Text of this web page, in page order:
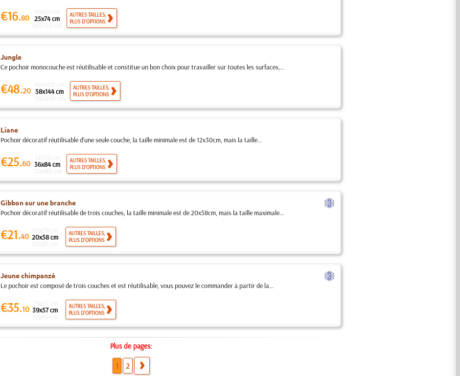
€16.80 25x74 cm
AUTRES TAILLES,
PLUS D'OPTIONS
Jungle
Ce pochoir monocouche est réutilisable et constitue un bon choix pour travailler sur toutes les surfaces,...
€48.20 58x144 cm
AUTRES TAILLES,
PLUS D'OPTIONS
Liane
Pochoir décoratif réutilisable d'une seule couche, la taille minimale est de 12x30cm, mais la taille...
€25.60 36x84 cm
AUTRES TAILLES,
PLUS D'OPTIONS
Gibbon sur une branche c
Pochoir décoratif réutilisable de trois couches, la taille minimale est de 20x58cm, mais la taille maximale...
€21.40 20x58 cm
AUTRES TAILLES,
PLUS D'OPTIONS
Jeune chimpanzé c
Le pochoir est composé de trois couches et est réutilisable, vous pouvez le commander à partir de la...
€35.10 39x57 cm
AUTRES TAILLES,
PLUS D'OPTIONS
Plus de pages:
1 2